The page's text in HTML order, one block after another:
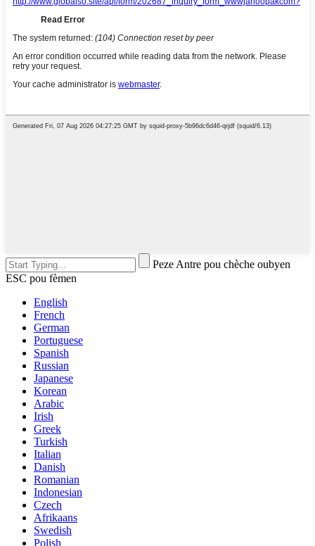
Peze Antre pou chèche oubyen
ESC pou fèmen
English
French
German
Portuguese
Spanish
Russian
Japanese
Korean
Arabic
Irish
Greek
Turkish
Italian
Danish
Romanian
Indonesian
Czech
Afrikaans
Swedish
Polish